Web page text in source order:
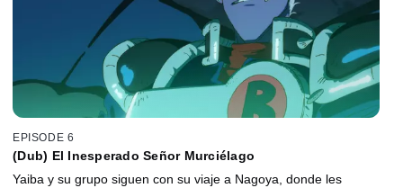
EPISODE 6
(Dub) El Inesperado Señor Murciélago
Yaiba y su grupo siguen con su viaje a Nagoya, donde les